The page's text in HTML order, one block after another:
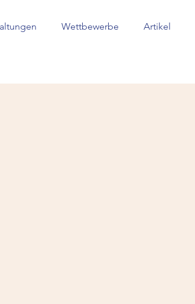
Wettbewerbe Artikel